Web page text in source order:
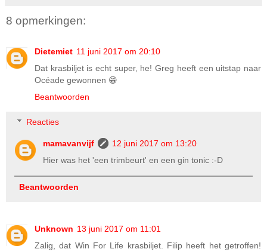
8 opmerkingen:
Dietemiet 11 juni 2017 om 20:10
Dat krasbiljet is echt super, he! Greg heeft een uitstap naar
Océade gewonnen 😁
Beantwoorden
Reacties
mamavanvijf
12 juni 2017 om 13:20
Hier was het 'een trimbeurt' en een gin tonic :-D
Beantwoorden
Unknown 13 juni 2017 om 11:01
Zalig, dat Win For Life krasbiljet. Filip heeft het getroffen!